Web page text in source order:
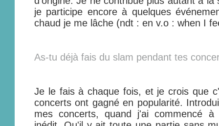
je participe encore à quelques
chaud je me lâche (ndt : en v.o : when I
As-tu déjà fais du slam pendant tes
Je le fais à chaque fois, et je crois que
concerts ont gagné en popularité.
mes concerts, quand j'ai commencé